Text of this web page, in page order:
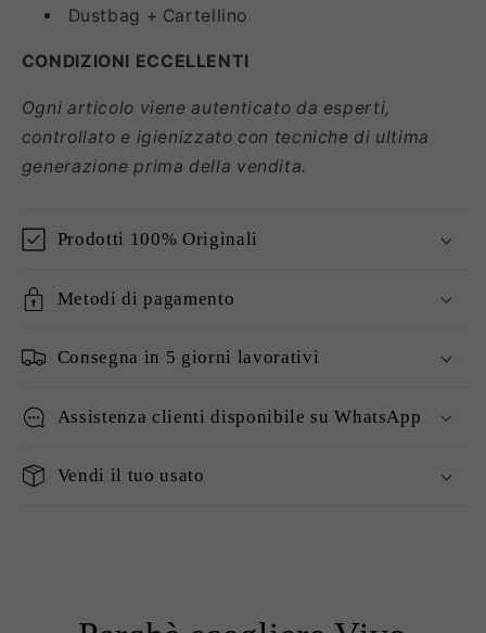
Dustbag + Cartellino
CONDIZIONI ECCELLENTI
Ogni articolo viene autenticato da esperti,
controllato e igienizzato con tecniche di ultima
generazione prima della vendita.
Prodotti 100% Originali
Metodi di pagamento
Consegna in 5 giorni lavorativi
Assistenza clienti disponibile su WhatsApp
Vendi il tuo usato